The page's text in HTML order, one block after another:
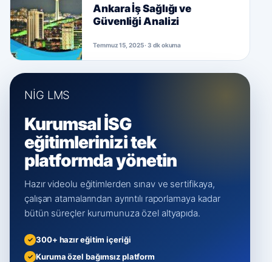
Ankara İş Sağlığı ve
Güvenliği Analizi
Temmuz 15, 2025 · 3 dk okuma
NİG LMS
Kurumsal İSG
eğitimlerinizi tek
platformda yönetin
Hazır videolu eğitimlerden sınav ve sertifikaya,
çalışan atamalarından ayrıntılı raporlamaya kadar
bütün süreçler kurumunuza özel altyapıda.
300+ hazır eğitim içeriği
Kuruma özel bağımsız platform